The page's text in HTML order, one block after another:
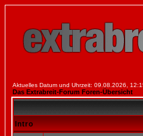
Aktuelles Datum und Uhrzeit: 09.08.2026,
Das Extrabreit-Forum Foren-Übersicht
Intro